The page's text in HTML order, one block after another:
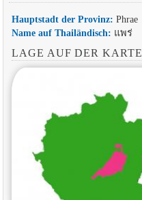
Hauptstadt der Provinz: Phrae
Name auf Thailändisch: แพร่
LAGE AUF DER KARTE